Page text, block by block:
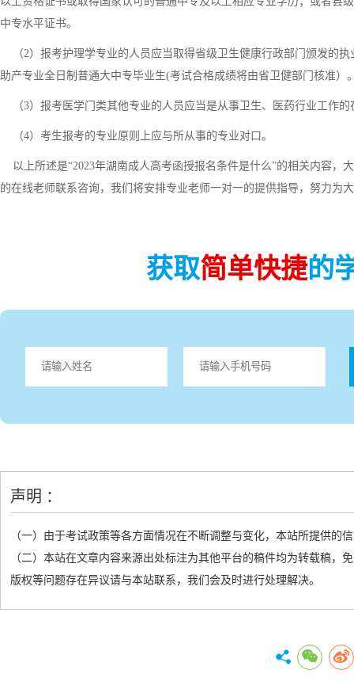
中专水平证书。
（2）报考护理学专业的人员应当取得省级卫生健康行政部门颁发的
助产专业全日制普通大中专毕业生(考试合格成绩将由省卫健部门核准）
（3）报考医学门类其他专业的人员应当是从事卫生、医药行业工作的
（4）考生报考的专业原则上应与所从事的专业对口。
以上所述是“2023年湖南成人高考函授报名条件是什么”的相关内容，
的在线老师联系咨询，我们将安排专业老师一对一的提供指导，努力为
获取简单快捷的
声明 ：
（一）由于考试政策等各方面情况在不断调整与变化，本站所提供的
（二）本站在文章内容来源出处标注为其他平台的稿件均为转载稿
版权等问题存在异议请与本站联系，我们会及时进行处理解决。